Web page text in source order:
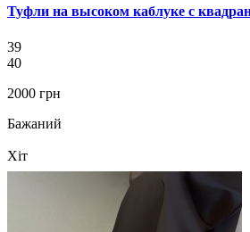
Туфли на высоком каблуке с
39
40
2000 грн
Бажаний
Хіт